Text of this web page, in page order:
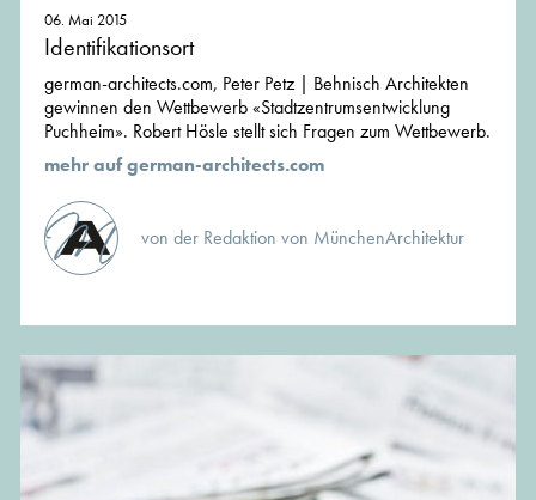
06. Mai 2015
Identifikationsort
german-architects.com, Peter Petz | Behnisch Architekten
gewinnen den Wettbewerb «Stadtzentrumsentwicklung
Puchheim». Robert Hösle stellt sich Fragen zum Wettbewerb.
mehr auf german-architects.com
von der Redaktion von MünchenArchitektur